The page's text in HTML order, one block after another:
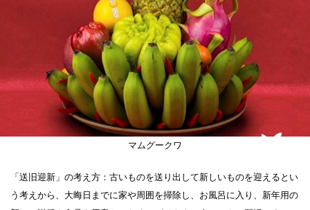
マムグークワ
「送旧迎新」の考え方：古いものを送り出して新しいものを迎えるとい
う考えから、大晦日までに家や周囲を掃除し、お風呂に入り、新年用の